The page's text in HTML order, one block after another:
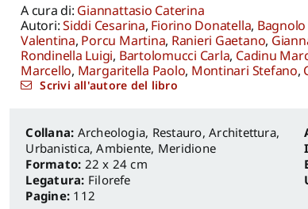
A cura di: Giannattasio Caterina
Autori:Siddi Cesarina, Fiorino Donatella,
Valentina, Porcu Martina, Ranieri Gaetano,
Rondinella Luigi, Bartolomucci Carla, Cadinu
Marcello, Margaritella Paolo, Montinari Stefano,
Scrivi all'autore del libro
Archeologia, Restauro,Architettura,
Urbanistica, Ambiente, Meridione
Formato: 22 x 24 cm
Legatura: Filorefe
Pagine: 112